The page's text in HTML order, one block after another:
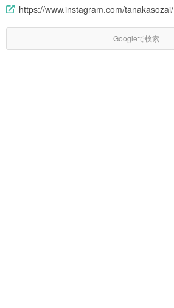
https://www.instagram.com/tanakasozai/
Googleで検索